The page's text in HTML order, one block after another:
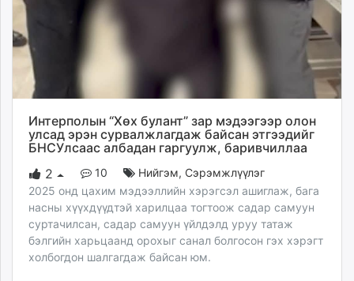
Интерполын “Хөх булант” зар мэдээгээр олон
улсад эрэн сурвалжлагдаж байсан этгээдийг
БНСУлсаас албадан гаргуулж, баривчиллаа
2
10 Нийгэм, Сэрэмжлүүлэг
2025 онд цахим мэдээллийн хэрэгсэл ашиглаж, бага
насны хүүхдүүдтэй харилцаа тогтоож садар самуун
суртачилсан, садар самуун үйлдэлд уруу татаж
бэлгийн харьцаанд орохыг санал болгосон гэх хэрэгт
холбогдон шалгагдаж байсан юм.